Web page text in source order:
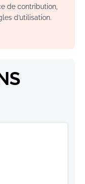
de contribution,
d’utilisation.